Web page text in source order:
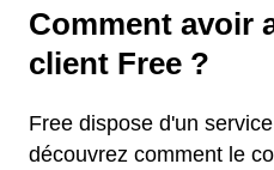
Comment avoir
client Free ?
Free dispose d'un
découvrez comment le